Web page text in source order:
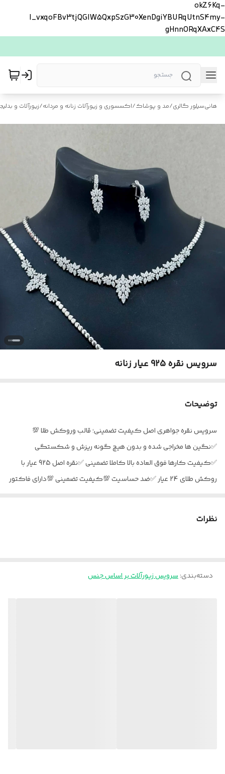
okZ6Kq-
l_vxqoFBv3tjQGlW5QxpSzG30XenDgiYBURqUtnS4my-
gHnnORqXAxC4S
هانی‌سیلور گالری/مد و پوشاک/اکسسوری و زیورآلات زنانه و مردانه/زیورآلات و
سرویس نقره 925 عیار زنانه
توضیحات
سرویس نقره جواهری اصل کیفیت تضمینی؛ قالب وروکش طلا 💯
✅نگین ها مخراجی شده و بدون هیچ گونه ریزش و شکستگی
✅کیفیت کارها فوق العاده بالا کاملا تضمینی ✅نقره اصل 925 عیار با
روکش طلای 24 عیار ✅ضد حساسیت 💯کیفیت تضمینی 💯دارای فاکتور
نظرات
دسته‌بندی:سرویس زیورآلات بر اساس جنس